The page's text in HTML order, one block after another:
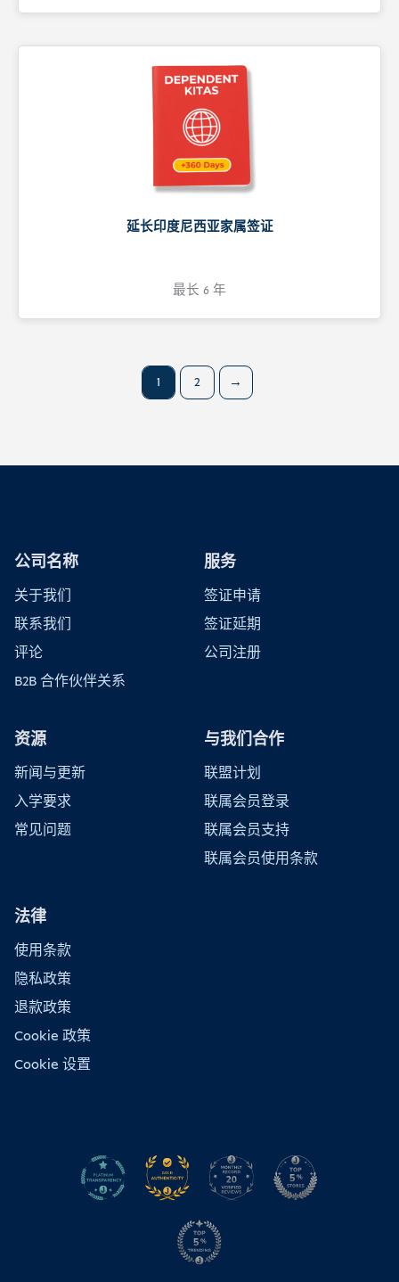
延长印度尼西亚家属签证
最长 6 年
1 2 →
公司名称
关于我们
联系我们
评论
B2B 合作伙伴关系
服务
签证申请
签证延期
公司注册
资源
新闻与更新
入学要求
常见问题
与我们合作
联盟计划
联属会员登录
联属会员支持
联属会员使用条款
法律
使用条款
隐私政策
退款政策
Cookie 政策
Cookie 设置